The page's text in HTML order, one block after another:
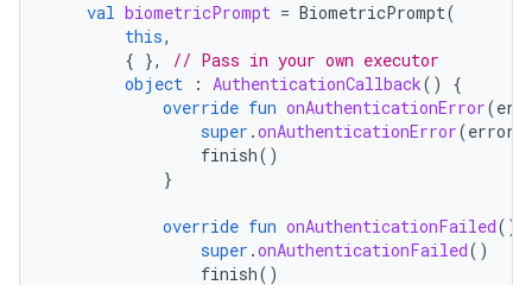
val biometricPrompt = BiometricPrompt(
this,
{ },
// Pass in your own executor
object
: AuthenticationCallback()
{
override fun onAuthenticationError(
super .onAuthenticationError(
finish()
}
override fun onAuthenticationFailed()
super .onAuthenticationFailed()
finish()